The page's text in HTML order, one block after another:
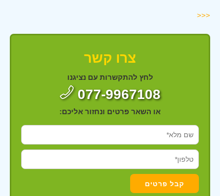
<<<
צרו קשר
לחץ להתקשרות עם נציגנו
077-9967108
או השאר פרטים ונחזור אליכם: